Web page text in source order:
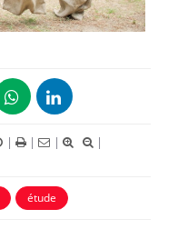
| | |
|
étude